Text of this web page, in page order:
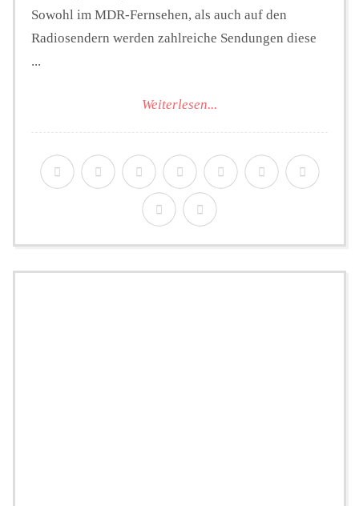
Unterstützen
Sowohl im MDR-Fernsehen, als auch auf den
Radiosendern werden zahlreiche Sendungen diese
...
Weiterlesen...